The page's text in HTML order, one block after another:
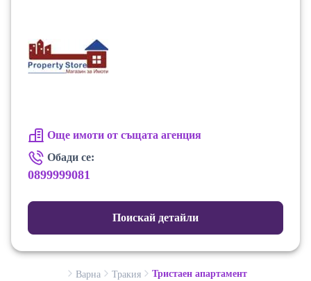
Още имоти от същата агенция
Обади се:
0899999081
Поискай детайли
Варна Тракия Тристаен апартамент